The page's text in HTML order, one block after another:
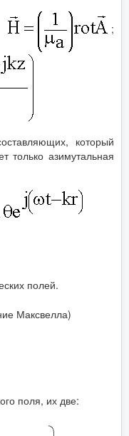
;
который
только азимутальная
полей.
Максвелла)
поля, их две: